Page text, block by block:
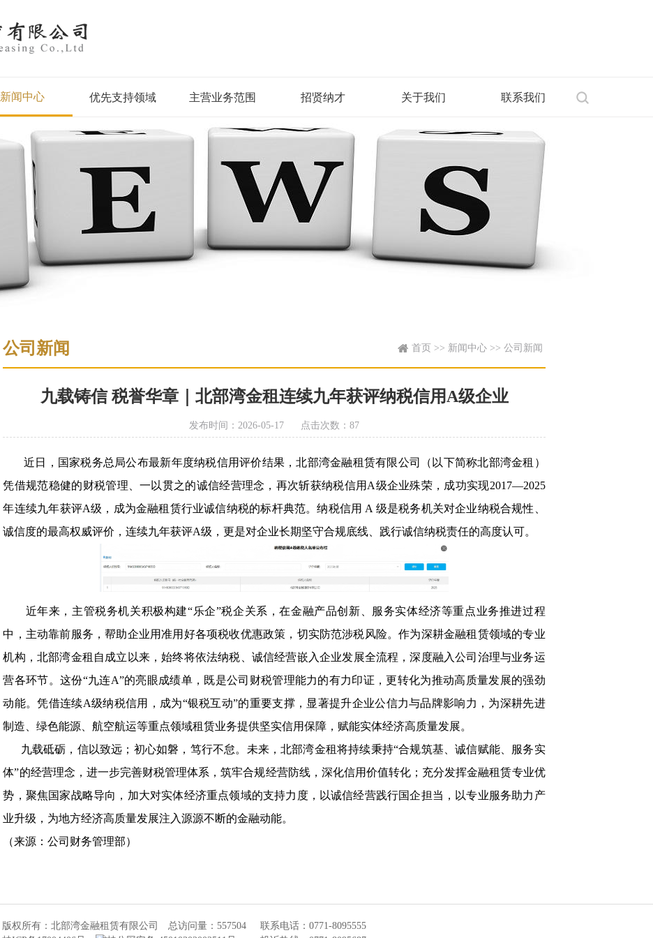
新闻中心 优先支持领域 主营业务范围 招贤纳才 关于我们 联系我们
公司新闻 首页 >> 新闻中心 >> 公司新闻
九载铸信 税誉华章｜北部湾金租连续九年获评纳税信用A级企业
发布时间：2026-05-17 点击次数：87
近日，国家税务总局公布最新年度纳税信用评价结果，北部湾金融租赁有限公司（以下简称北部湾金租）
凭借规范稳健的财税管理、一以贯之的诚信经营理念，再次斩获纳税信用 A级企业殊荣，成功实现2017—2025
年连续九年获评A级，成为金融租赁行业诚信纳税的标杆典范。纳税信用 A 级是税务机关对企业纳税合规性、
诚信度的最高权威评价 ，连续九年获评A级，更是对企业长期坚守合规底线、践行诚信纳税责任的高度认可。
近年来，主管税务机关积极构建“乐企”税企关系，在金融产品创新、服务实体经济等重点业务推进过程
中，主动靠前服务，帮助企业用准用好各项税收优惠政策，切实防范涉税风险。作为深耕金融租赁领域的专业
机构，北部湾金租 自成立以来，始终将依法纳税、诚信经营嵌入企业发展全流程，深度融入公司治理与业务运
营各环节。这份“九连A”的亮眼成绩单，既是公司财税管理能力的有力印证，更转化为推动高质量发展的强劲
动能。凭借连续A级纳税信用，成为“银税互动”的重要支撑，显著提升企业公信力与品牌影响力，为深耕先进
制造、绿色能源、航空航运等重点领域租赁业务提供坚实信用保障，赋能实体经济高质量发展。
九载砥砺，信以致远；初心如磐，笃行不怠。未来，北部湾金租将持续秉持“合规筑基、诚信赋能、服务实
体”的经营理念，进一步完善财税管理体系，筑牢合规经营防线，深化信用价值转化；充分发挥金融租赁专业优
势，聚焦国家战略导向，加大对实体经济重点领域的支持力度，以诚信经营践行国企担当，以专业服务助力产
业升级，为地方经济高质量发展注入源源不断的金融动能。
（来源：公司财务管理部）
版权所有：北部湾金融租赁有限公司 总访问量：557504
联系电话：0771-8095555